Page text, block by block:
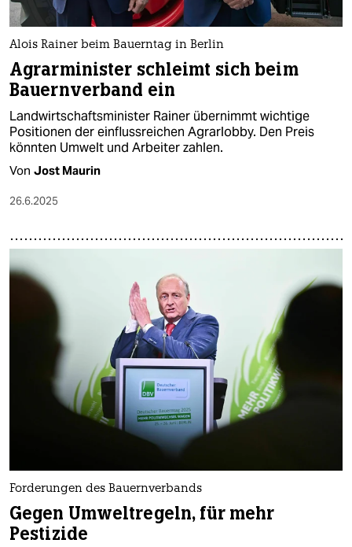
Alois Rainer beim Bauerntag in Berlin
Agrarminister schleimt sich beim
Bauernverband ein
Landwirtschaftsminister Rainer übernimmt wichtige
Positionen der einflussreichen Agrarlobby. Den Preis
könnten Umwelt und Arbeiter zahlen.
Von Jost Maurin
26.6.2025
Forderungen des Bauernverbands
Gegen Umweltregeln, für mehr
Pestizide